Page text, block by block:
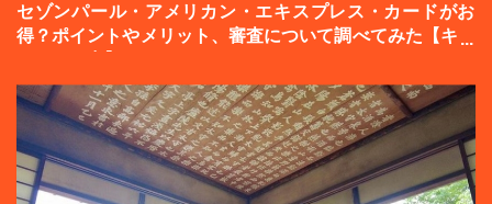
セゾンパール・アメリカン・エキスプレス・カードがお
得？ポイントやメリット、審査について調べてみた【キャ